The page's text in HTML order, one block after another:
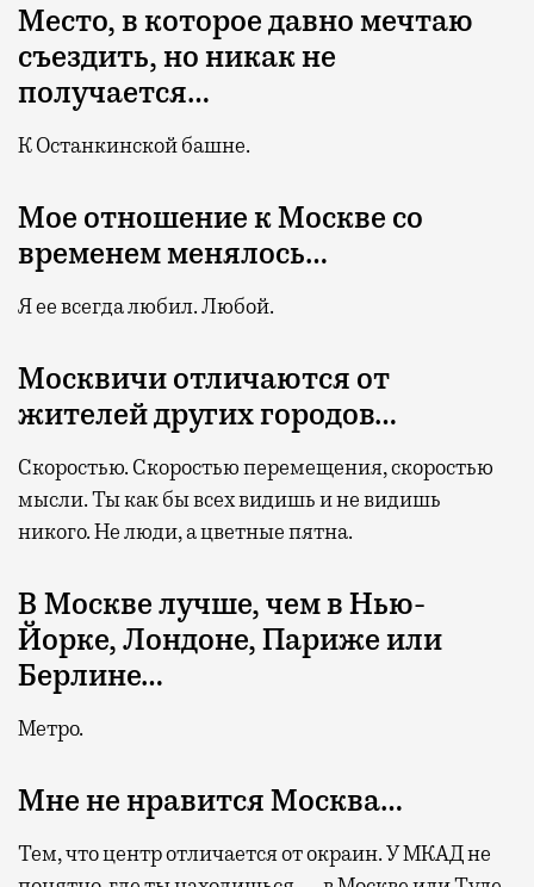
Место, в которое давно мечтаю
съездить, но никак не
получается…
К Останкинской башне.
Мое отношение к Москве со
временем менялось…
Я ее всегда любил. Любой.
Москвичи отличаются от
жителей других городов…
Скоростью. Скоростью перемещения, скоростью
мысли. Ты как бы всех видишь и не видишь
никого. Не люди, а цветные пятна.
В Москве лучше, чем в Нью-
Йорке, Лондоне, Париже или
Берлине…
Метро.
Мне не нравится Москва…
Тем, что центр отличается от окраин. У МКАД не